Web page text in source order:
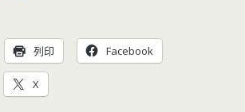
列印 Facebook
X